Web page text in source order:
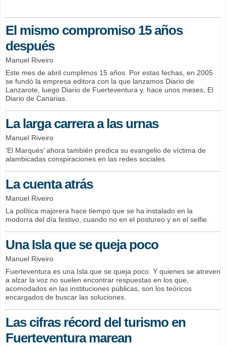
El mismo compromiso 15 años
después
Manuel Riveiro
Este mes de abril cumplimos 15 años. Por estas fechas, en 2005
se fundó la empresa editora con la que lanzamos Diario de
Lanzarote, luego Diario de Fuerteventura y, hace unos meses, El
Diario de Canarias.
La larga carrera a las urnas
Manuel Riveiro
‘El Marqués’ ahora también predica su evangelio de víctima de
alambicadas conspiraciones en las redes sociales.
La cuenta atrás
Manuel Riveiro
La política majorera hace tiempo que se ha instalado en la
modorra del día festivo, cuando no en el postureo y en el selfie.
Una Isla que se queja poco
Manuel Riveiro
Fuerteventura es una Isla que se queja poco. Y quienes se atreven
a alzar la voz no suelen encontrar respuestas en los que,
acomodados en las instituciones públicas, son los teóricos
encargados de buscar las soluciones.
Las cifras récord del turismo en
Fuerteventura marean